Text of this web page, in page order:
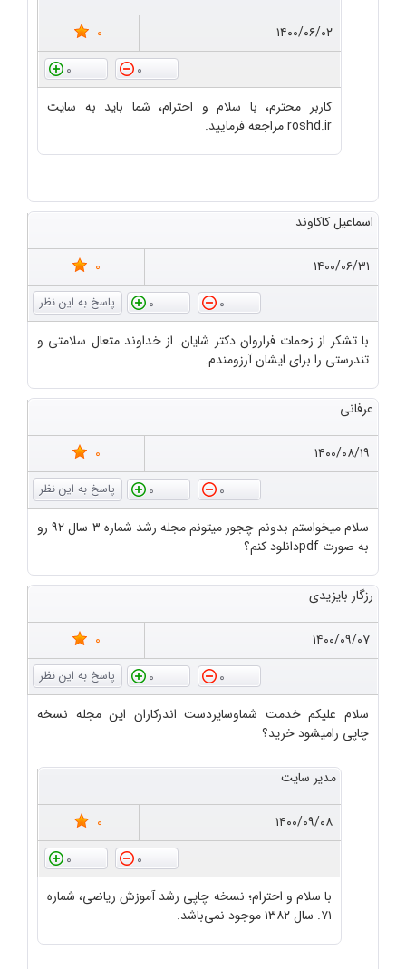
۱۴۰۰/۰۶/۰۲
0
0
0
کاربر محترم، با سلام و احترام، شما باید به سایت
roshd.ir مراجعه فرمایید.
اسماعیل کاکاوند
۱۴۰۰/۰۶/۳۱
0
0
0
با تشکر از زحمات فراروان دکتر شایان. از خداوند متعال سلامتی و
تندرستی را برای ایشان آرزومندم.
عرفانی
۱۴۰۰/۰۸/۱۹
0
0
0
سلام میخواستم بدونم چجور میتونم مجله رشد شماره ۳ سال ۹۲ رو
به صورت pdfدانلود کنم؟
رزگار بایزیدی
۱۴۰۰/۰۹/۰۷
0
0
0
سلام علیکم خدمت شماوسایردست اندرکاران این مجله نسخه
چاپی رامیشود خرید؟
مدیر سایت
۱۴۰۰/۰۹/۰۸
0
0
0
با سلام و احترام؛ نسخه چاپی رشد آموزش ریاضی، شماره
۷۱. سال ۱۳۸۲ موجود نمی‌باشد.